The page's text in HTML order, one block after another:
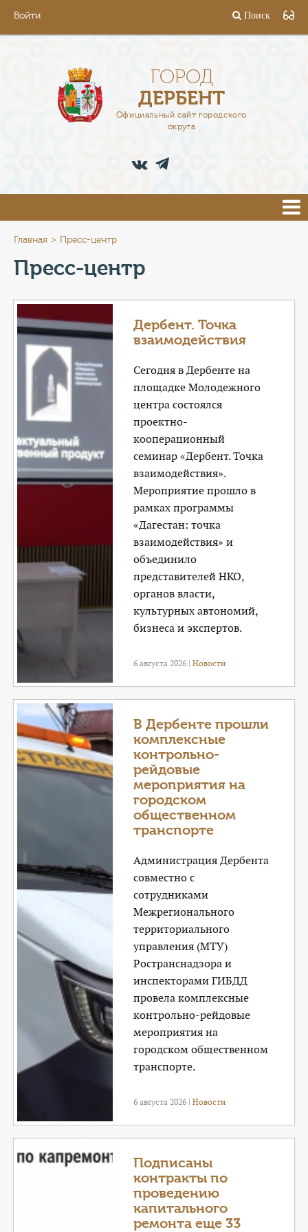
Войти Поиск
ГОРОД
ДЕРБЕНТ
Официальный сайт городского
округа
АДМИНИСТРАЦИЯ
ПРЕСС-ЦЕНТР
ТУРИСТАМ
КОНТАКТЫ
ТАРИФЫ
ГЕРОИ Z
КАТАЛОГ УСЛУГ
СЛУЖБА ПО КОНТРАКТУ
Главная Пресс-центр
Пресс-центр
Дербент. Точка
взаимодействия
Сегодня в Дербенте на
площадке Молодежного
центра состоялся
проектно-
кооперационный
семинар «Дербент. Точка
взаимодействия».
Мероприятие прошло в
рамках программы
«Дагестан: точка
взаимодействия» и
объединило
представителей НКО,
органов власти,
культурных автономий,
бизнеса и экспертов.
6 августа 2026 |Новости
В Дербенте прошли
комплексные
контрольно-
рейдовые
мероприятия на
городском
общественном
транспорте
Администрация Дербента
совместно с
сотрудниками
Межрегионального
территориального
управления (МТУ)
Ространснадзора и
инспекторами ГИБДД
провела комплексные
контрольно-рейдовые
мероприятия на
городском общественном
транспорте.
6 августа 2026 |Новости
Подписаны
контракты по
проведению
капитального
ремонта еще 33